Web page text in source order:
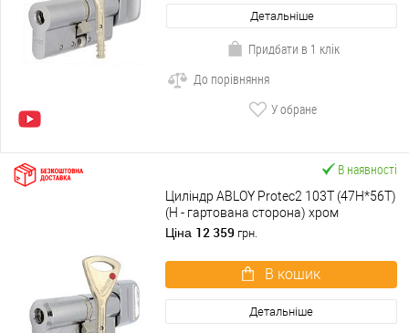
Детальніше
Придбати в 1 клік
До порівняння
У обране
В наявності
Циліндр ABLOY Protec2 103T (47H*56T)
(H - гартована сторона) хром
полірований
Ціна 12 359 грн.
В кошик
Детальніше